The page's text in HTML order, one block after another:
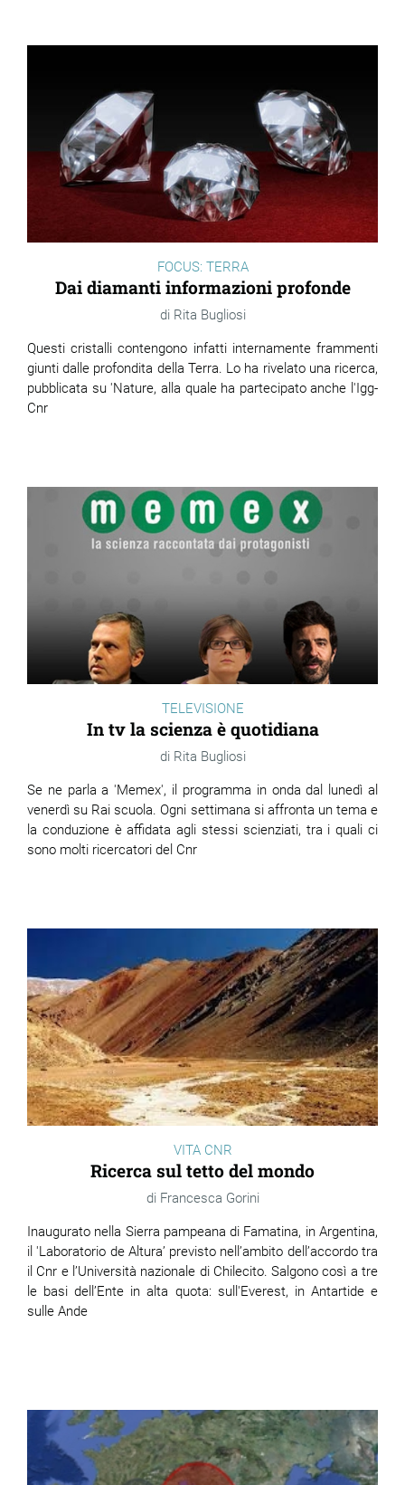
FOCUS: TERRA
Dai diamanti informazioni profonde
Rita Bugliosi
Questi cristalli contengono infatti internamente frammenti
giunti dalle profondita della Terra. Lo ha rivelato una ricerca,
pubblicata su 'Nature, alla quale ha partecipato anche l'Igg-
Cnr
TELEVISIONE
In tv la scienza è quotidiana
Rita Bugliosi
Se ne parla a 'Memex', il programma in onda dal lunedì al
venerdì su Rai scuola. Ogni settimana si affronta un tema e
la conduzione è affidata agli stessi scienziati, tra i quali ci
sono molti ricercatori del Cnr
VITA CNR
Ricerca sul tetto del mondo
Francesca Gorini
Inaugurato nella Sierra pampeana di Famatina, in Argentina,
il 'Laboratorio de Altura’ previsto nell’ambito dell’accordo tra
il Cnr e l’Università nazionale di Chilecito. Salgono così a tre
le basi dell’Ente in alta quota: sull'Everest, in Antartide e
sulle Ande